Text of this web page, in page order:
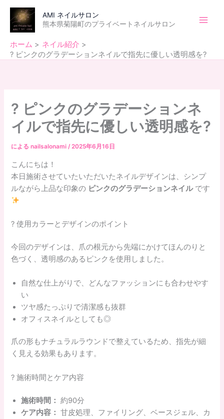
AMI ネイルサロン
熊本県菊陽町のプライベートネイルサロン
ホーム
ネイル紹介
? ピンクのグラデーションネイルで指先に優しい透明感を?
? ピンクのグラデーションネ
イルで指先に優しい透明感を?
によるnailsalonami/2025年6月16日
こんにちは！
本日施術させていたいただいたネイルデザインは、シンプ
ルながら上品な印象の ピンクのグラデーションネイルです
? 使用カラーとデザインのポイント
今回のデザインは、爪の根元から先端にかけてほんのりと
色づく、透明感のあるピンクを使用しました。
自然な仕上がりで、どんなファッションにも合わせやす
い
ツヤ感たっぷりで清潔感も抜群
オフィスネイルとしても◎
爪の形もナチュラルラウンドで整えているため、指先が細
く見える効果もあります。
? 施術時間とケア内容
施術時間： 約90分
ケア内容： 甘皮処理、ファイリング、ベースジェル、カ